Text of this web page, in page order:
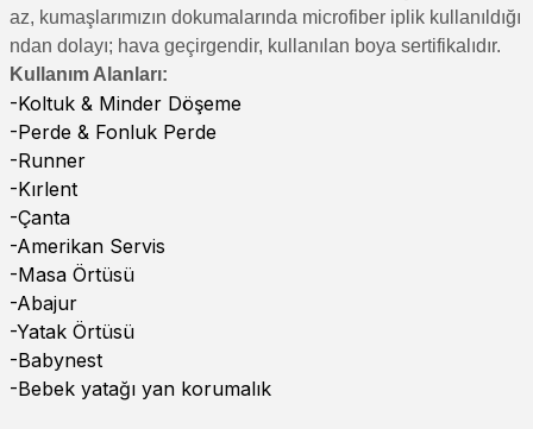
az, kumaşlarımızın dokumalarında microfiber iplik kullanıldığı
ndan dolayı; hava geçirgendir, kullanılan boya sertifikalıdır.
Kullanım Alanları:
-Koltuk & Minder Döşeme
-Perde & Fonluk Perde
-Runner
-Kırlent
-Çanta
-Amerikan Servis
-Masa Örtüsü
-Abajur
-Yatak Örtüsü
-Babynest
-Bebek yatağı yan korumalık